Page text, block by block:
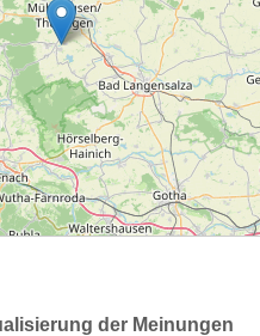
der Meinungen